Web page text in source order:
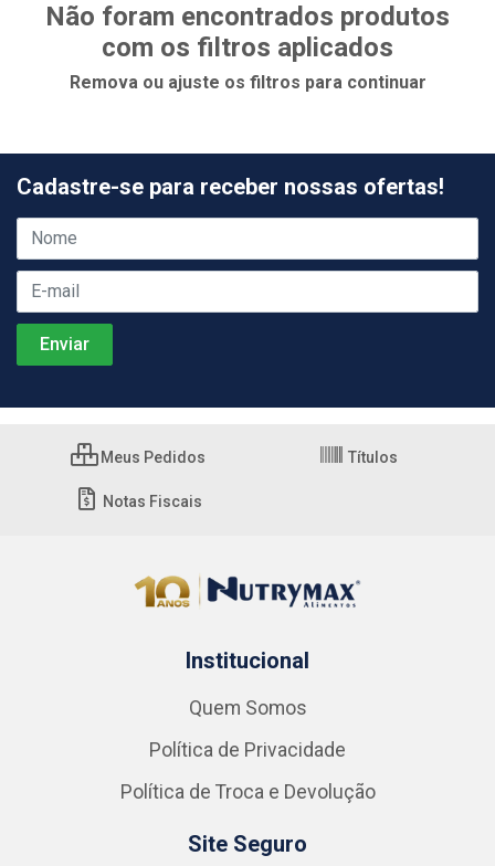
Não foram encontrados produtos
com os filtros aplicados
Remova ou ajuste os filtros para continuar
Cadastre-se para receber nossas ofertas!
Meus Pedidos Títulos
Notas Fiscais
Institucional
Quem Somos
Política de Privacidade
Política de Troca e Devolução
Site Seguro